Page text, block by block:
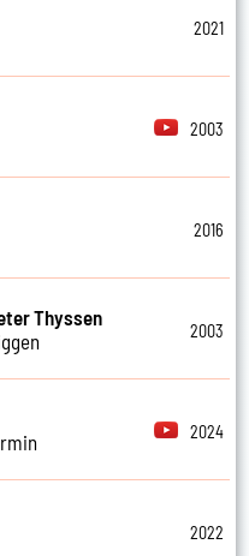
2021
2003
2016
Thyssen
2003
2024
2022